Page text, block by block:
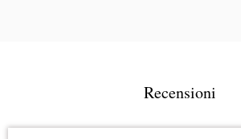
Recensioni